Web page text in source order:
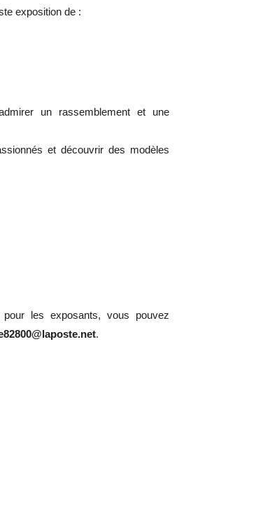
exposition de :
un rassemblement et une
et découvrir des modèles
pour les exposants, vous pouvez
.